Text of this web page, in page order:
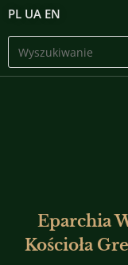
PL UA EN
Eparchia
Kościoła